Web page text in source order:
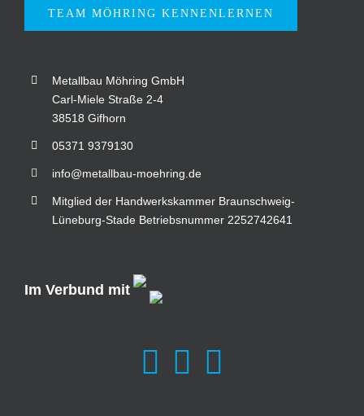
TEAM MÖHRING KENNENLERNEN
Metallbau Möhring GmbH
Carl-Miele Straße 2-4
38518 Gifhorn
05371 9379130
info@metallbau-moehring.de
Mitglied der Handwerkskammer Braunschweig-
Lüneburg-Stade Betriebsnummer 2252742641
Im Verbund mit